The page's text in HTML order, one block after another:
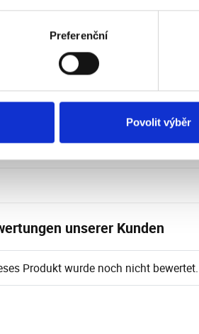
Preferenční
Povolit výběr
Breite (cm) 29,3 cm
weiße Farbe
Gewicht 9,1 kg
unserer Kunden
Produkt wurde noch nicht bewertet.